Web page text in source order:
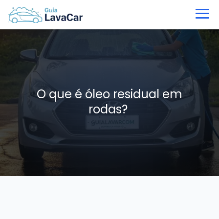
O que é óleo residual em
rodas?